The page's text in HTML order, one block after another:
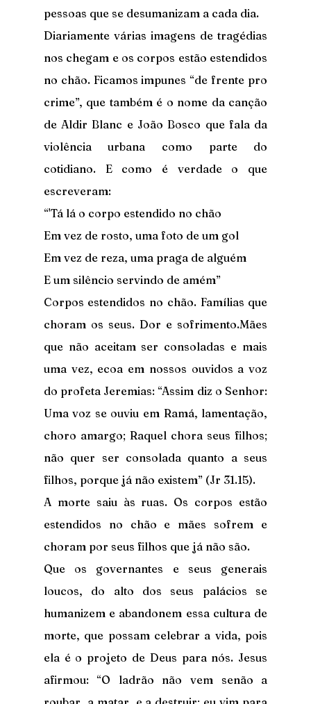
pessoas que se desumanizam a cada dia.
Diariamente várias imagens de tragédias
nos chegam e os corpos estão estendidos
no chão. Ficamos impunes “de frente pro
crime”, que também é o nome da canção
de Aldir Blanc e João Bosco que fala da
violência urbana como parte do
cotidiano. E como é verdade o que
escreveram:
“'Tá lá o corpo estendido no chão
Em vez de rosto, uma foto de um gol
Em vez de reza, uma praga de alguém
E um silêncio servindo de amém”
Corpos estendidos no chão. Famílias que
choram os seus. Dor e sofrimento.Mães
que não aceitam ser consoladas e mais
uma vez, ecoa em nossos ouvidos a voz
do profeta Jeremias: “Assim diz o Senhor:
Uma voz se ouviu em Ramá, lamentação,
choro amargo; Raquel chora seus filhos;
não quer ser consolada quanto a seus
filhos, porque já não existem” (Jr 31.15).
A morte saiu às ruas. Os corpos estão
estendidos no chão e mães sofrem e
choram por seus filhos que já não são.
Que os governantes e seus generais
loucos, do alto dos seus palácios se
humanizem e abandonem essa cultura de
morte, que possam celebrar a vida, pois
ela é o projeto de Deus para nós. Jesus
afirmou: “O ladrão não vem senão a